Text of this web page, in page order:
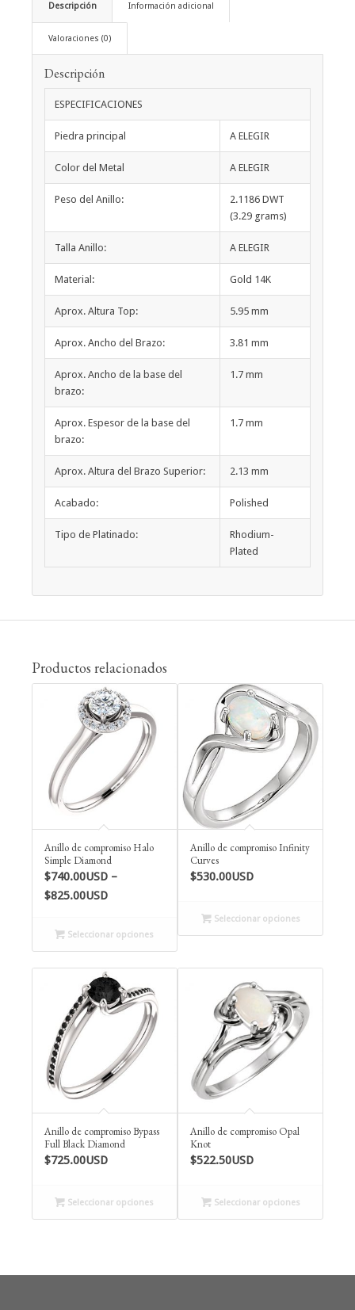
Descripción Información adicional
Valoraciones (0)
Descripción
ESPECIFICACIONES
Piedra principal A ELEGIR
Color del Metal A ELEGIR
Peso del Anillo:
2.1186 DWT
(3.29 grams)
Talla Anillo: A ELEGIR
Material: Gold 14K
Aprox. Altura Top: 5.95 mm
Aprox. Ancho del Brazo: 3.81 mm
Aprox. Ancho de la base del
brazo:
1.7 mm
Aprox. Espesor de la base del
brazo:
1.7 mm
Aprox. Altura del Brazo Superior: 2.13 mm
Acabado: Polished
Tipo de Platinado:
Rhodium-
Plated
Productos relacionados
Anillo de compromiso Halo
Simple Diamond
$740.00USD –
$825.00USDPrice
$740.00USD
through
$825.00USD
Seleccionar opciones
Anillo de compromiso Infinity
Curves
$530.00USD
Seleccionar opciones
Anillo de compromiso Bypass
Full Black Diamond
$725.00USD
Seleccionar opciones
Anillo de compromiso Opal
Knot
$522.50USD
Seleccionar opciones